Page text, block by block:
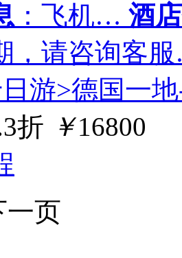
：飞机… 酒
，请咨询客
游>德国一
折 ￥16800
一页